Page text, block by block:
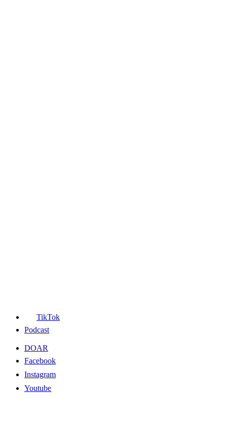
TikTok
Podcast
DOAR
Facebook
Instagram
Youtube